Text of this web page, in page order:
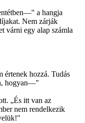
a hangja
Nem zárják
várni egy alap számla
értenek hozzá. Tudás
hogyan—"
„És itt van az
nem rendelkezik